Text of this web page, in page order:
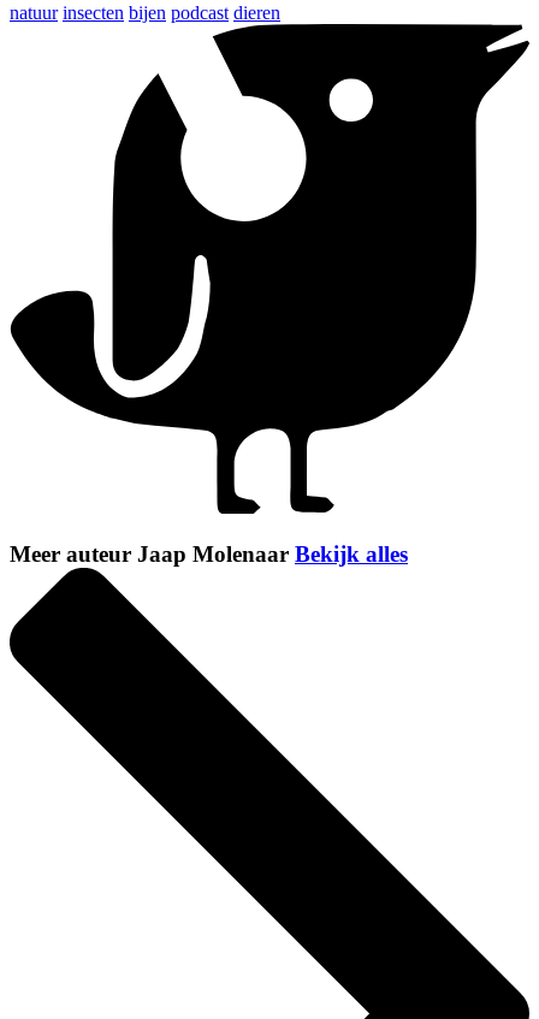
natuur insecten bijen podcast dieren
Meer auteur Jaap Molenaar Bekijk alles